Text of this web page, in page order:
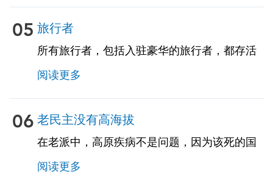
疾病可能会造成严重的后果。在咨询期间，我
们的 TravelVax 专家将审核您的行程，提供有关
防虫防治的信息，并在必要时开启抗生药物。
05 旅行者
所有旅行者，包括入驻豪华的旅行者，都存活
在很高的范围内，因为旅行者的泻精会影响多
达 50% 的旅行者。建议对食物和饮料采取预防
措施。建议旅行者携带用于、恶心和吐的自制
治疗药物。TravelVax 可以让你提供这些自我的
治疗药物，包括紧张急救生素，以防你在旅行
途中遇到这些问题。
阅读更多
06 老民主没有高海拔
在老派中，高原疾病不是问题，因为该死的国
度大片地区都处在低海地区。我们的旅行顾问
将审核您的行程，确认您是否将在任何高海地
阅读更多